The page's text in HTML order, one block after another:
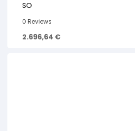
SO
0 Reviews
2.696,64 €